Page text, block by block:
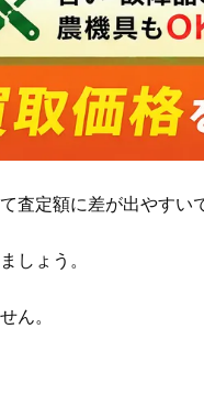
査定額に差が出やすい
しょう。
ん。